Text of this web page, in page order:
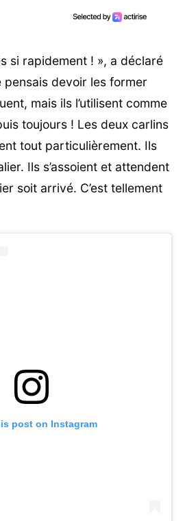
si rapidement ! », a déclaré
pensais devoir les former
mais ils l’utilisent comme
toujours ! Les deux carlins
tout particulièrement. Ils
Ils s’assoient et attendent
soit arrivé. C’est tellement
post on Instagram